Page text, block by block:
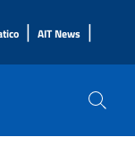
| AIT News |